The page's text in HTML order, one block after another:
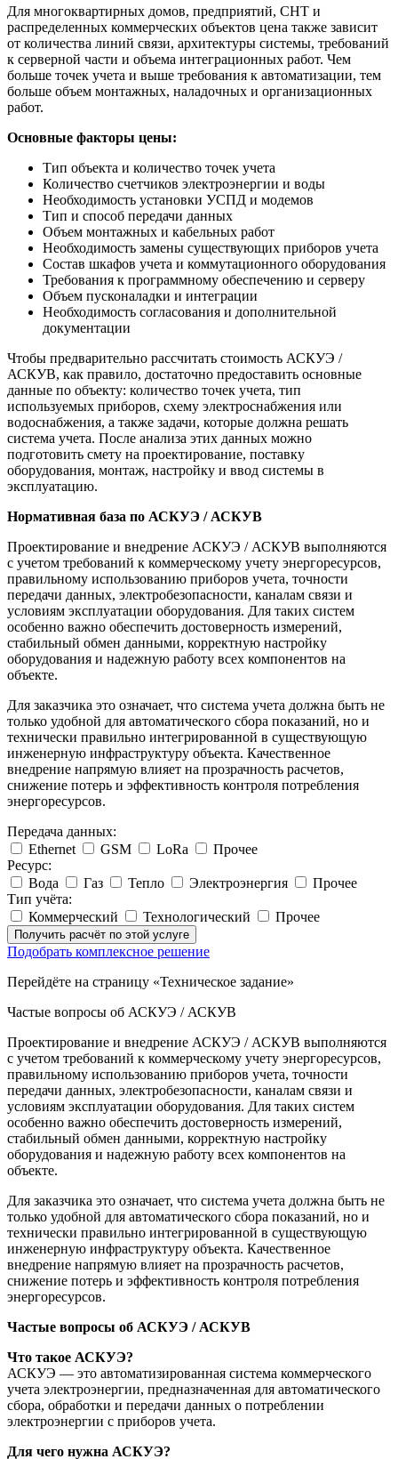
Для многоквартирных домов, предприятий, СНТ и
распределенных коммерческих объектов цена также зависит
от количества линий связи, архитектуры системы, требований
к серверной части и объема интеграционных работ. Чем
больше точек учета и выше требования к автоматизации, тем
больше объем монтажных, наладочных и организационных
работ.
Основные факторы цены:
Тип объекта и количество точек учета
Количество счетчиков электроэнергии и воды
Необходимость установки УСПД и модемов
Тип и способ передачи данных
Объем монтажных и кабельных работ
Необходимость замены существующих приборов учета
Состав шкафов учета и коммутационного оборудования
Требования к программному обеспечению и серверу
Объем пусконаладки и интеграции
Необходимость согласования и дополнительной
документации
Чтобы предварительно рассчитать стоимость АСКУЭ /
АСКУВ, как правило, достаточно предоставить основные
данные по объекту: количество точек учета, тип
используемых приборов, схему электроснабжения или
водоснабжения, а также задачи, которые должна решать
система учета. После анализа этих данных можно
подготовить смету на проектирование, поставку
оборудования, монтаж, настройку и ввод системы в
эксплуатацию.
Нормативная база по АСКУЭ / АСКУВ
Проектирование и внедрение АСКУЭ / АСКУВ выполняются
с учетом требований к коммерческому учету энергоресурсов,
правильному использованию приборов учета, точности
передачи данных, электробезопасности, каналам связи и
условиям эксплуатации оборудования. Для таких систем
особенно важно обеспечить достоверность измерений,
стабильный обмен данными, корректную настройку
оборудования и надежную работу всех компонентов на
объекте.
Для заказчика это означает, что система учета должна быть не
только удобной для автоматического сбора показаний, но и
технически правильно интегрированной в существующую
инженерную инфраструктуру объекта. Качественное
внедрение напрямую влияет на прозрачность расчетов,
снижение потерь и эффективность контроля потребления
энергоресурсов.
Передача данных:
Ethernet
GSM LoRa
Прочее
Ресурс:
Вода
Газ Тепло Электроэнергия
Прочее
Тип учёта:
Коммерческий
Технологический Прочее
Получить расчёт по этой услуге
Подобрать комплексное решение
Перейдёте на страницу «Техническое задание»
Частые вопросы об АСКУЭ / АСКУВ
Проектирование и внедрение АСКУЭ / АСКУВ выполняются
с учетом требований к коммерческому учету энергоресурсов,
правильному использованию приборов учета, точности
передачи данных, электробезопасности, каналам связи и
условиям эксплуатации оборудования. Для таких систем
особенно важно обеспечить достоверность измерений,
стабильный обмен данными, корректную настройку
оборудования и надежную работу всех компонентов на
объекте.
Для заказчика это означает, что система учета должна быть не
только удобной для автоматического сбора показаний, но и
технически правильно интегрированной в существующую
инженерную инфраструктуру объекта. Качественное
внедрение напрямую влияет на прозрачность расчетов,
снижение потерь и эффективность контроля потребления
энергоресурсов.
Частые вопросы об АСКУЭ / АСКУВ
Что такое АСКУЭ?
АСКУЭ — это автоматизированная система коммерческого
учета электроэнергии, предназначенная для автоматического
сбора, обработки и передачи данных о потреблении
электроэнергии с приборов учета.
Для чего нужна АСКУЭ?